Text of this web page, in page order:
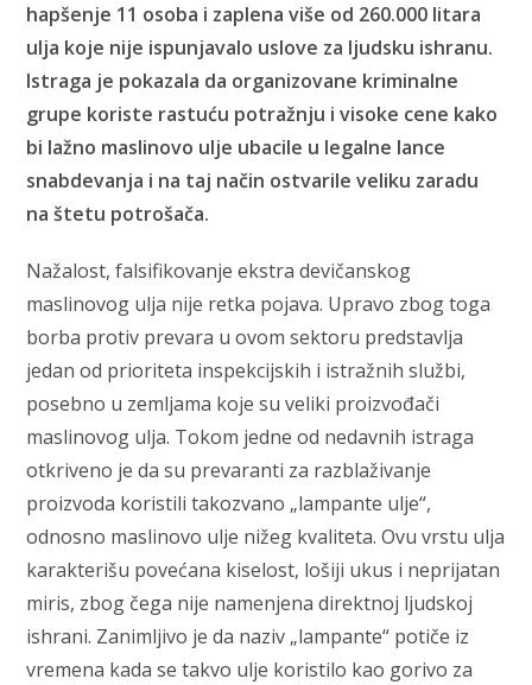
hapšenje 11 osoba i zaplena više od 260.000 litara
ulja koje nije ispunjavalo uslove za ljudsku ishranu.
Istraga je pokazala da organizovane kriminalne
grupe koriste rastuću potražnju i visoke cene kako
bi lažno maslinovo ulje ubacile u legalne lance
snabdevanja i na taj način ostvarile veliku zaradu
na štetu potrošača.
Nažalost, falsifikovanje ekstra devičanskog
maslinovog ulja nije retka pojava. Upravo zbog toga
borba protiv prevara u ovom sektoru predstavlja
jedan od prioriteta inspekcijskih i istražnih službi,
posebno u zemljama koje su veliki proizvođači
maslinovog ulja. Tokom jedne od nedavnih istraga
otkriveno je da su prevaranti za razblaživanje
proizvoda koristili takozvano „lampante ulje“,
odnosno maslinovo ulje nižeg kvaliteta. Ovu vrstu ulja
karakterišu povećana kiselost, lošiji ukus i neprijatan
miris, zbog čega nije namenjena direktnoj ljudskoj
ishrani. Zanimljivo je da naziv „lampante“ potiče iz
vremena kada se takvo ulje koristilo kao gorivo za